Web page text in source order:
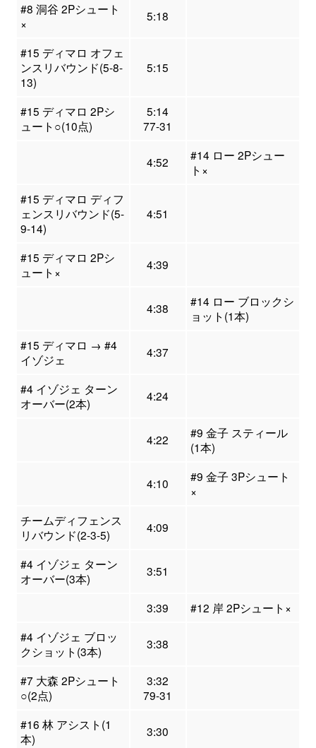
#8 洞谷 2Pシュート
×
5:18
#15 ディマロ オフェ
ンスリバウンド(5-8-
13)
5:15
#15 ディマロ 2Pシ
ュート○(10点)
5:14
77-31
4:52
#14 ロー 2Pシュー
ト×
#15 ディマロ ディフ
ェンスリバウンド(5-
9-14)
4:51
#15 ディマロ 2Pシ
ュート×
4:39
4:38
#14 ロー ブロックシ
ョット(1本)
#15 ディマロ → #4
イゾジェ
4:37
#4 イゾジェ ターン
オーバー(2本)
4:24
4:22
#9 金子 スティール
(1本)
4:10
#9 金子 3Pシュート
×
チームディフェンス
リバウンド(2-3-5)
4:09
#4 イゾジェ ターン
オーバー(3本)
3:51
3:39
#12 岸 2Pシュート×
#4 イゾジェ ブロッ
クショット(3本)
3:38
#7 大森 2Pシュート
○(2点)
3:32
79-31
#16 林 アシスト(1
本)
3:30